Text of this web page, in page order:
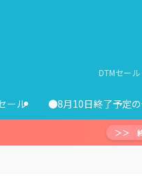
DTMセー
ール ●8月10日終了予定
＞＞